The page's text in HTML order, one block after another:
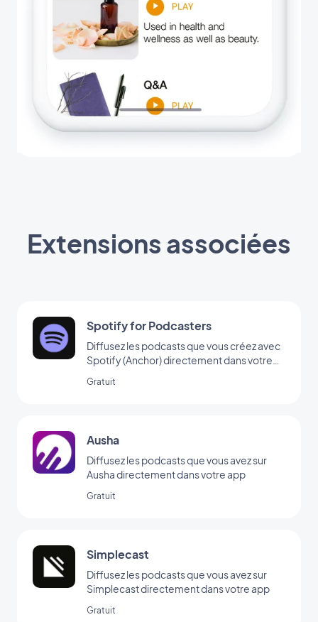
Extensions associées
Spotify for Podcasters
Diffusez les podcasts que vous créez avec
Spotify (Anchor) directement dans votre
Gratuit
Ausha
Diffusez les podcasts que vous avez sur
Ausha directement dans votre app
Gratuit
Simplecast
Diffusez les podcasts que vous avez sur
Simplecast directement dans votre app
Gratuit